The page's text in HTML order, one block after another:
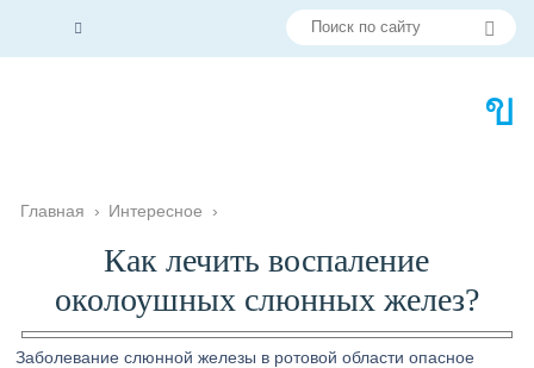
Главная › Интересное ›
Как лечить воспаление
околоушных слюнных желез?
Заболевание слюнной железы в ротовой области опасное